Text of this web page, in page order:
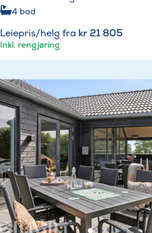
4 bad
Leiepris/helg fra kr 21 805
Inkl. rengjøring